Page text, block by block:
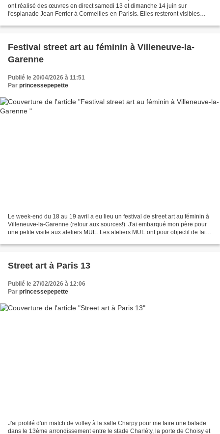
ont réalisé des œuvres en direct samedi 13 et dimanche 14 juin sur
l'esplanade Jean Ferrier à Cormeilles-en-Parisis. Elles resteront visibles
Festival street art au féminin à Villeneuve-la-
Garenne
Publié le 20/04/2026 à 11:51
Par princessepepette
Le week-end du 18 au 19 avril a eu lieu un festival de street art au féminin à
Villeneuve-la-Garenne (retour aux sources!). J'ai embarqué mon père pour
une petite visite aux ateliers MUE. Les ateliers MUE ont pour objectif de faire
Street art à Paris 13
Publié le 27/02/2026 à 12:06
Par princessepepette
J'ai profité d'un match de volley à la salle Charpy pour me faire une balade
dans le 13ème arrondissement entre le stade Charléty, la porte de Choisy et